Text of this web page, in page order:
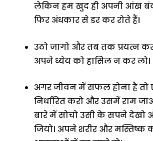
लेकिन हम खुद ही अपनी आंख
फिर अंधकार से डर कर रोते हैं।
उठो जागो और तब तक प्रयत्न
अपने ध्येय को हासिल न कर लो।
अगर जीवन में सफल होना है तो
निर्धारित करो और उसमें राम
बारे में सोचो उसी के सपने देखो
जियो। अपने शरीर और मस्तिष्क